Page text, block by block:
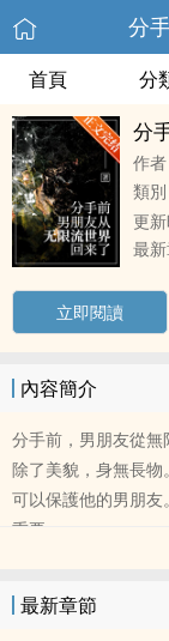
分
首頁 分
分
作者
類別
更新
最新
立即閱讀
內容簡介
分手前，男朋友
除了美貌，身無長
可以保護他的男
重要
最新章節